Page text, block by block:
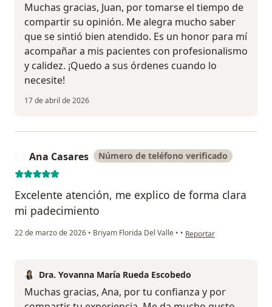
Muchas gracias, Juan, por tomarse el tiempo de
compartir su opinión. Me alegra mucho saber
que se sintió bien atendido. Es un honor para mí
acompañar a mis pacientes con profesionalismo
y calidez. ¡Quedo a sus órdenes cuando lo
necesite!
17 de abril de 2026
Ana Casares Número de teléfono verificado
Excelente atención, me explico de forma clara
mi padecimiento
22 de marzo de 2026 • Briyam Florida Del Valle • • en opinión del usuario
Reportar
Dra. Yovanna María Rueda Escobedo
Muchas gracias, Ana, por tu confianza y por